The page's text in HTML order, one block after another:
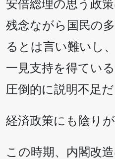
安倍総理の思う政策
残念ながら国民の
るとは言い難いし、
一見支持を得てい
圧倒的に説明不足だ
経済政策にも陰りが
この時期、内閣改